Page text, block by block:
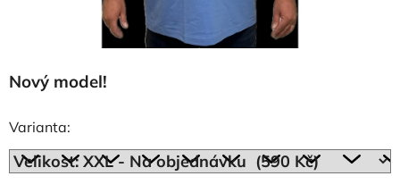
Nový model!
Varianta: